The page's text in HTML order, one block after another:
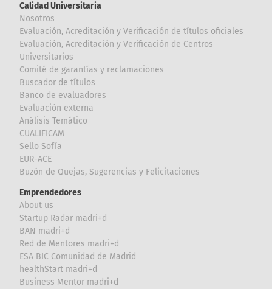
Calidad Universitaria
Nosotros
Evaluación, Acreditación y Verificación de títulos oficiales
Evaluación, Acreditación y Verificación de Centros
Universitarios
Comité de garantías y reclamaciones
Buscador de títulos
Banco de evaluadores
Evaluación externa
Análisis Temático
CUALIFICAM
Sello Sofía
EUR-ACE
Buzón de Quejas, Sugerencias y Felicitaciones
Emprendedores
About us
Startup Radar madri+d
BAN madri+d
Red de Mentores madri+d
ESA BIC Comunidad de Madrid
healthStart madri+d
Business Mentor madri+d